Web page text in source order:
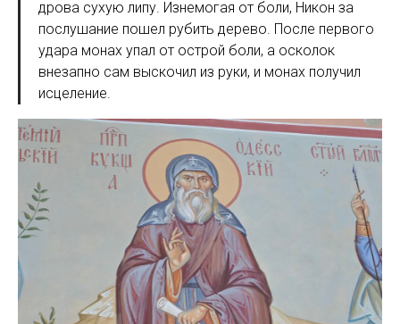
дрова сухую липу. Изнемогая от боли, Никон за
послушание пошел рубить дерево. После первого
удара монах упал от острой боли, а осколок
внезапно сам выскочил из руки, и монах получил
исцеление.